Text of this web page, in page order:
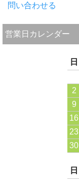
問い合わせる
営業日カレンダー
日
2
9
16
23
30
日